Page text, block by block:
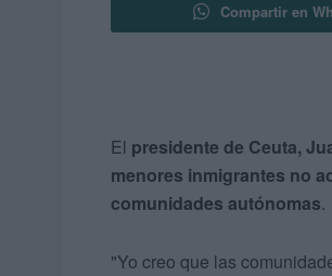
Compartir en
El presidente de Ceuta,
menores inmigrantes no
comunidades autónomas.
"Yo creo que las